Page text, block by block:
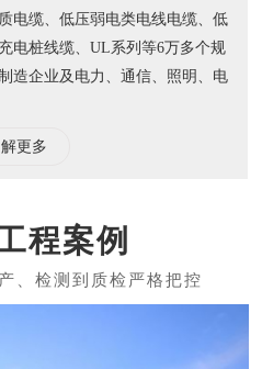
电缆、低压弱电类电线电缆、低
电桩线缆、UL系列等6万多个规
造企业及电力、通信、照明、电
更多
程案例